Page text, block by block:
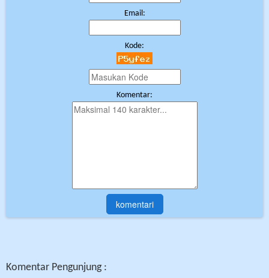
Email:
Kode:
Komentar:
Komentar Pengunjung :